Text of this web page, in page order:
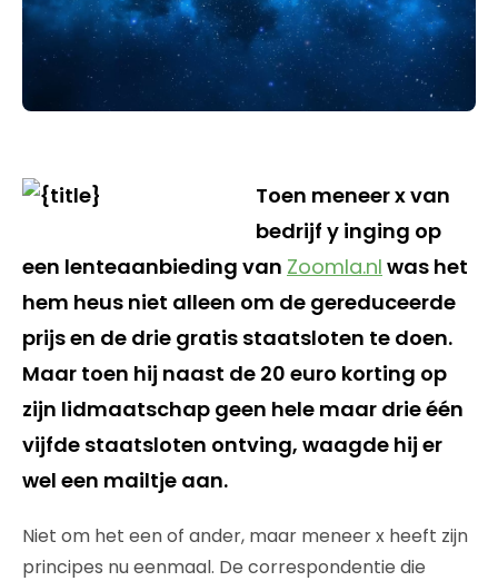
Toen meneer x van
bedrijf y inging op
een lenteaanbieding van Zoomla.nl was het
hem heus niet alleen om de gereduceerde
prijs en de drie gratis staatsloten te doen.
Maar toen hij naast de 20 euro korting op
zijn lidmaatschap geen hele maar drie één
vijfde staatsloten ontving, waagde hij er
wel een mailtje aan.
Niet om het een of ander, maar meneer x heeft zijn
principes nu eenmaal. De correspondentie die